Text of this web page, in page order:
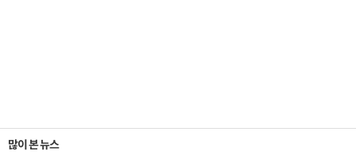
많이 본 뉴스